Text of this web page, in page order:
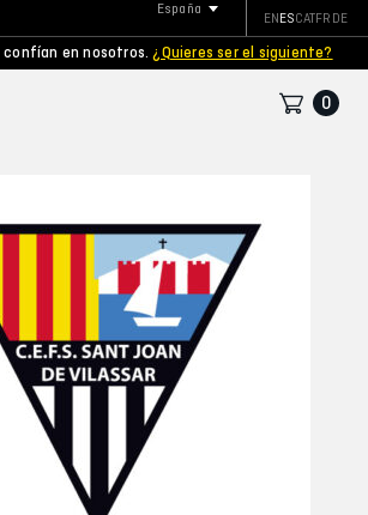
confían en nosotros.¿Quieres ser el siguiente?
España
ENESCATFR DE
0